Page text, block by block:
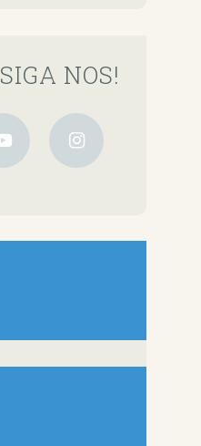
SIGA NOS!